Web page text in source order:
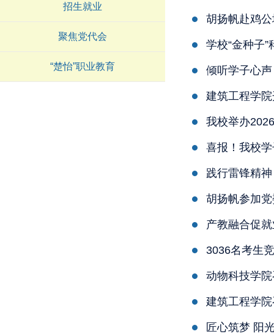
招生就业
聚焦党代会
“楚怡”职业教育
胡扬帆赴鸡
学校“金种子
倾听学子心
建筑工程学
我校举办
喜报！我校
践行雷锋精
胡扬帆参加
产教融合促
3036名考生
动物科技学
建筑工程学
匠心筑梦 阳